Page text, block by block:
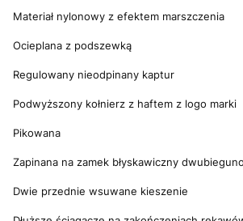
Materiał nylonowy z efektem marszczenia
Ocieplana z podszewką
Regulowany nieodpinany kaptur
Podwyższony kołnierz z haftem z logo marki
Pikowana
Zapinana na zamek błyskawiczny
Dwie przednie wsuwane kieszenie